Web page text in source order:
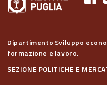
Dipartimento Sviluppo
formazione e lavoro.
SEZIONE POLITICHE E